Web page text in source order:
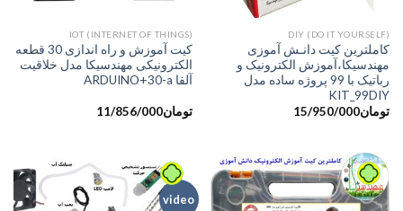
DIY (DO IT YOURSELF)
کاملترین کیت دانـش آموزی
مهندسیکا،آموزش الکترونیک و
رباتیک با 99 پروژه ساده مدل
KIT_99DIY
تومان15/950/000
IOT (INTERNET OF THINGS)
کیت آموزش و راه اندازی 30 قطعه
الکترونیکی مهندسیکا مدل خلاقیت
آلفا ARDUINO+30-a
تومان11/856/000
video